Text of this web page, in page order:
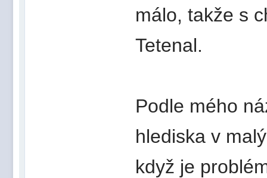
málo, takže s
Tetenal.
Podle mého
hlediska v
když je